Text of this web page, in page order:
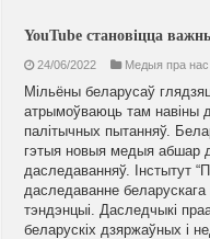
YouTube становіцца
24/06/2022 Медыя пра нас
Мільёны беларусаў
атрымоўваюць там навіны
палітычных пытанняў.
гэтыя новыя медыя абшар
даследаванняў. Інстытут
даследаванне беларускага
тэндэнцыі. Даследчыкі
беларускіх дзяржаўных і